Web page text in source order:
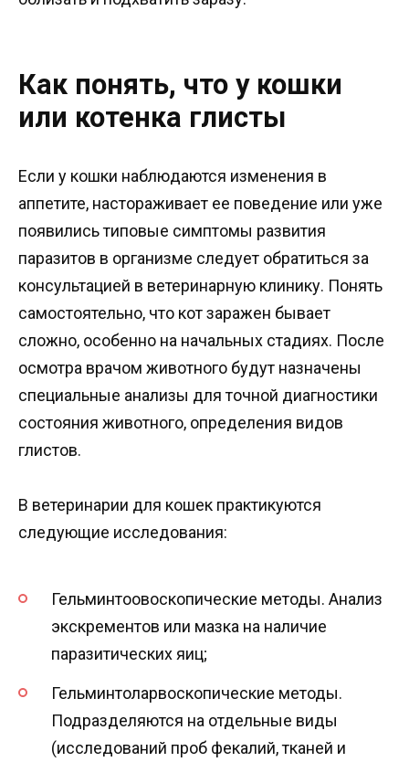
Как понять, что у кошки
или котенка глисты
Если у кошки наблюдаются изменения в
аппетите, настораживает ее поведение или уже
появились типовые симптомы развития
паразитов в организме следует обратиться за
консультацией в ветеринарную клинику. Понять
самостоятельно, что кот заражен бывает
сложно, особенно на начальных стадиях. После
осмотра врачом животного будут назначены
специальные анализы для точной диагностики
состояния животного, определения видов
глистов.
В ветеринарии для кошек практикуются
следующие исследования:
Гельминтоовоскопические методы. Анализ
экскрементов или мазка на наличие
паразитических яиц;
Гельминтоларвоскопические методы.
Подразделяются на отдельные виды
(исследований проб фекалий, тканей и